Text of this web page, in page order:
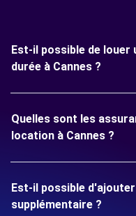
Est-il possible de louer
durée à Cannes ?
Quelles sont les
location à Cannes ?
Est-il possible
supplémentaire ?